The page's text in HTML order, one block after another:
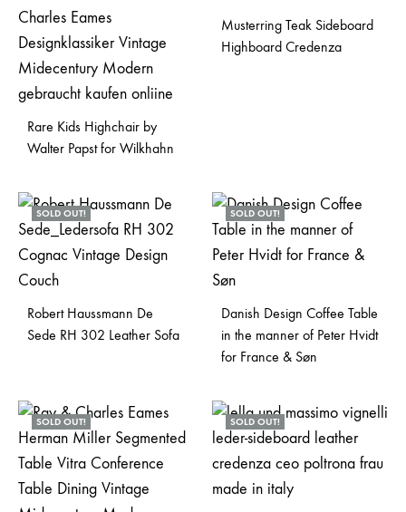
Rare Kids Highchair by
Walter Papst for Wilkhahn
Musterring Teak Sideboard
Highboard Credenza
SOLD OUT!
Robert Haussmann De
Sede RH 302 Leather Sofa
SOLD OUT!
Danish Design Coffee Table
in the manner of Peter Hvidt
for France & Søn
SOLD OUT! SOLD OUT!